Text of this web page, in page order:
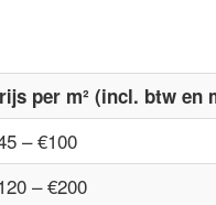
per m² (incl. btw en
– €100
– €200